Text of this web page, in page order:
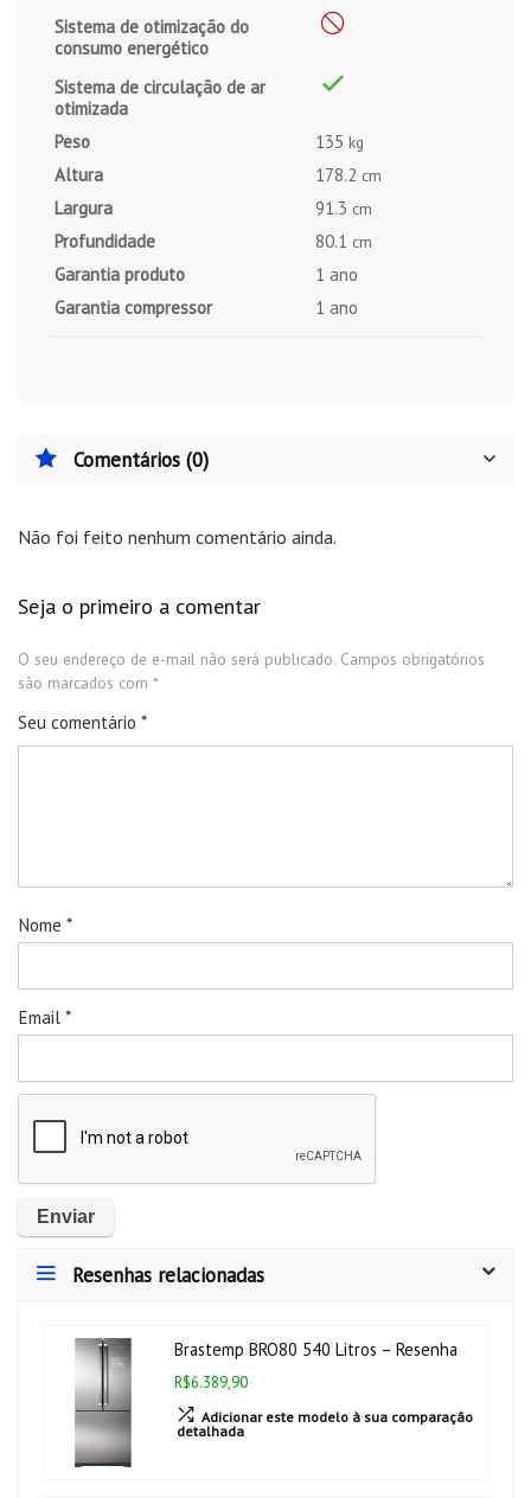
Sistema de otimização do
consumo energético
Sistema de circulação de ar
otimizada
Peso
135 kg
Altura 178.2 cm
Largura 91.3 cm
Profundidade 80.1 cm
Garantia produto
1 ano
Garantia compressor
1 ano
Comentários (0)
Não foi feito nenhum comentário ainda.
Seja o primeiro a comentar
O seu endereço de e-mail não será publicado. Campos obrigatórios
são marcados com *
Seu comentário *
Nome *
Email *
Resenhas relacionadas
Brastemp BRO80 540 Litros – Resenha
R$6.389,90
Adicionar este modelo à sua comparação
detalhada